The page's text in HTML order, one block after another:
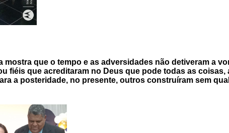
que o tempo e as adversidades não detiveram a
fiéis que acreditaram no Deus que pode todas as
a posteridade, no presente, outros construíram sem